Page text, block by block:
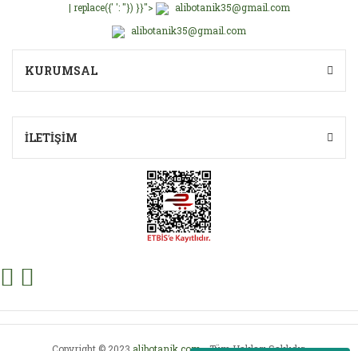
| replace({' ': ''}) }}">
alibotanik35@gmail.com
alibotanik35@gmail.com
KURUMSAL
İLETİŞİM
Copyright © 2023 alibotanik.com- Tüm Hakları Saklıdır.